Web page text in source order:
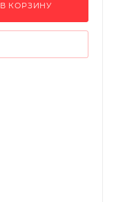
В КОРЗИНУ